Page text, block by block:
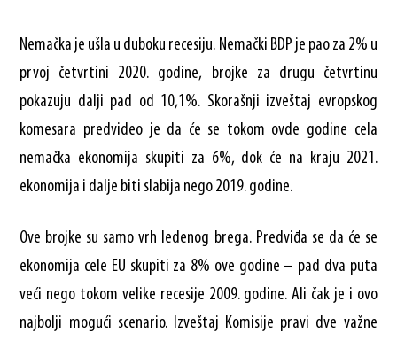
Nemačka je ušla u duboku recesiju. Nemački BDP je pao za 2% u
prvoj četvrtini 2020. godine, brojke za drugu četvrtinu
pokazuju dalji pad od 10,1%. Skorašnji izveštaj evropskog
komesara predvideo je da će se tokom ovde godine cela
nemačka ekonomija skupiti za 6%, dok će na kraju 2021.
ekonomija i dalje biti slabija nego 2019. godine.
Ove brojke su samo vrh ledenog brega. Predviđa se da će se
ekonomija cele EU skupiti za 8% ove godine – pad dva puta
veći nego tokom velike recesije 2009. godine. Ali čak je i ovo
najbolji mogući scenario. Izveštaj Komisije pravi dve važne